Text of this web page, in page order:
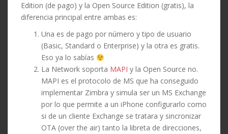
Edition (de pago) y la Open Source Edition (gratis), la
diferencia principal entre ambas es:
Una es de pago por número y tipo de usuario
(Basic, Standard o Enterprise) y la otra es gratis.
Eso ya lo sabías
La Network soporta MAPI y la Open Source no.
MAPI es el protocolo de MS que ha conseguido
implementar Zimbra y simula ser un MS Exchange
por lo que permite a un iPhone configurarlo como
si de un cliente Exchange se tratara y sincronizar
OTA (over the air) tanto la libreta de direcciones,